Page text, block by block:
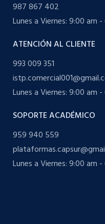
987 867 402
Lunes a Viernes: 9:00 am
ATENCIÓN AL CLIENTE
993 009 351
Lunes a Viernes: 9:00 am
SOPORTE ACADÉMICO
959 940 559
Lunes a Viernes: 9:00 am